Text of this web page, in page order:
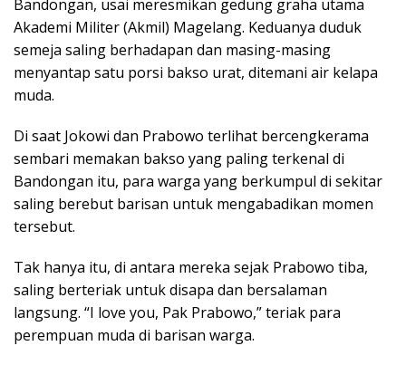
Bandongan, usai meresmikan gedung graha utama
Akademi Militer (Akmil) Magelang. Keduanya duduk
semeja saling berhadapan dan masing-masing
menyantap satu porsi bakso urat, ditemani air kelapa
muda.
Di saat Jokowi dan Prabowo terlihat bercengkerama
sembari memakan bakso yang paling terkenal di
Bandongan itu, para warga yang berkumpul di sekitar
saling berebut barisan untuk mengabadikan momen
tersebut.
Tak hanya itu, di antara mereka sejak Prabowo tiba,
saling berteriak untuk disapa dan bersalaman
langsung. “I love you, Pak Prabowo,” teriak para
perempuan muda di barisan warga.